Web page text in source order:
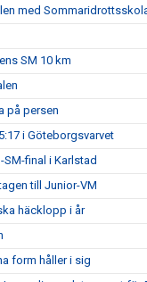
med
SM 10 km
på persen
i Göteborgsvarvet
final i Karlstad
till Junior-VM
häcklopp i år
form håller i sig